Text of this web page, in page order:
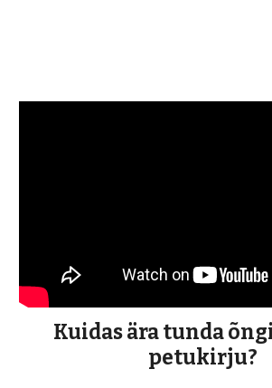
Kuidas ära tunda
petukirju?